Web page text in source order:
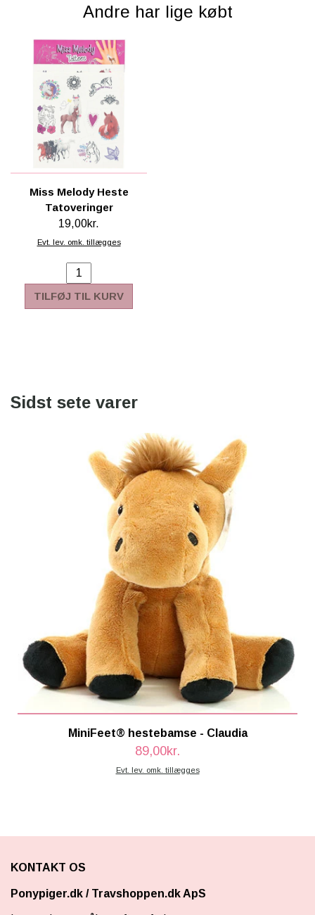
Andre har lige købt
Miss Melody Heste
Tatoveringer
19,00kr.
Evt. lev. omk. tillægges
TILFØJ TIL KURV
Sidst sete varer
MiniFeet® hestebamse - Claudia
89,00kr.
Evt. lev. omk. tillægges
KONTAKT OS
Ponypiger.dk / Travshoppen.dk ApS